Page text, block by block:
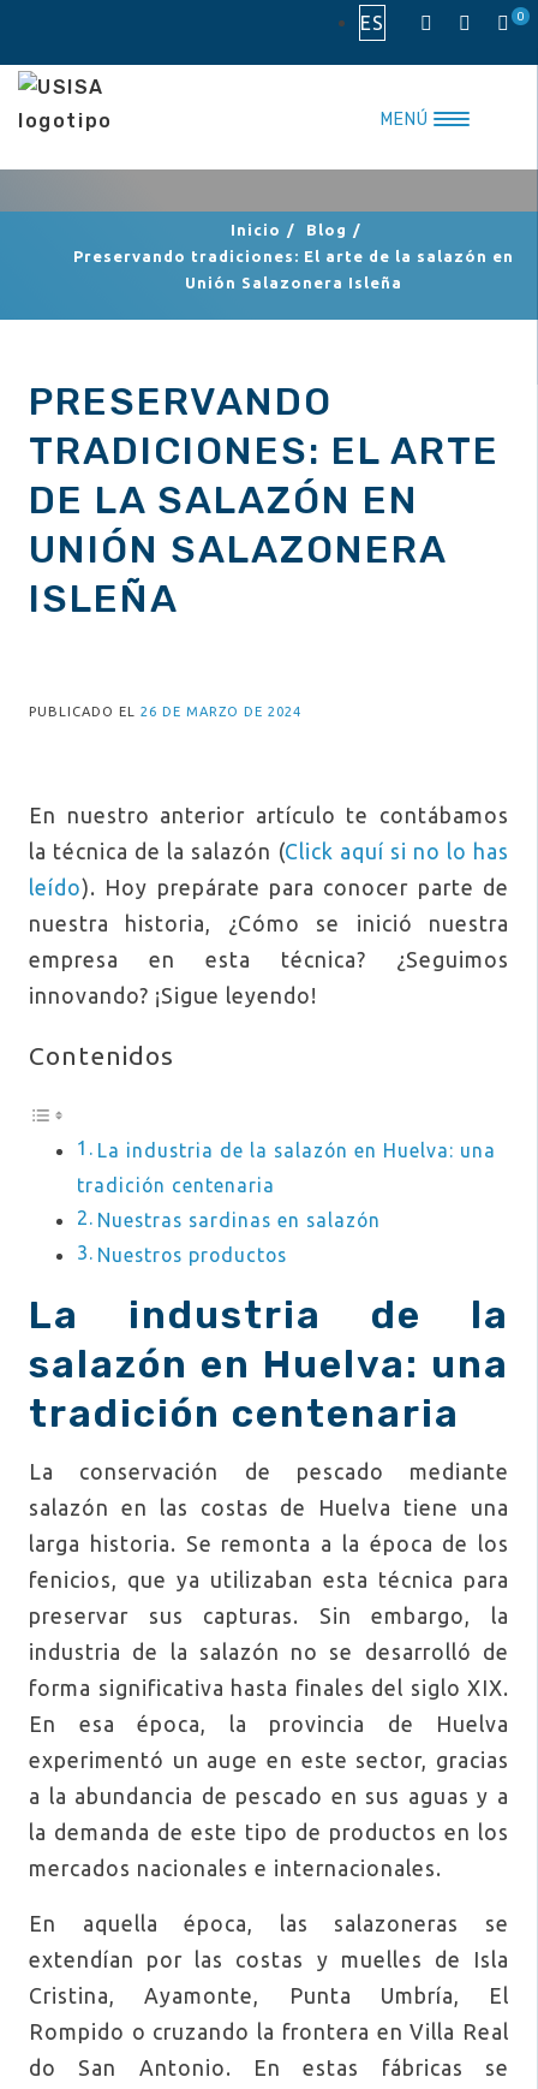
contenido
ES 0
MENÚ
Inicio / Blog /
Preservando tradiciones: El arte de la salazón en
Unión Salazonera Isleña
PRESERVANDO
TRADICIONES: EL ARTE
DE LA SALAZÓN EN
UNIÓN SALAZONERA
ISLEÑA
PUBLICADO EL 26 DE MARZO DE 2024
En nuestro anterior artículo te contábamos
la técnica de la salazón (Click aquí si no lo has
leído). Hoy prepárate para conocer parte de
nuestra historia, ¿Cómo se inició nuestra
empresa en esta técnica? ¿Seguimos
innovando? ¡Sigue leyendo!
Contenidos
La industria de la salazón en Huelva: una
tradición centenaria
Nuestras sardinas en salazón
Nuestros productos
La industria de la
salazón en Huelva: una
tradición centenaria
La conservación de pescado mediante
salazón en las costas de Huelva tiene una
larga historia. Se remonta a la época de los
fenicios, que ya utilizaban esta técnica para
preservar sus capturas. Sin embargo, la
industria de la salazón no se desarrolló de
forma significativa hasta finales del siglo XIX.
En esa época, la provincia de Huelva
experimentó un auge en este sector, gracias
a la abundancia de pescado en sus aguas y a
la demanda de este tipo de productos en los
mercados nacionales e internacionales.
En aquella época, las salazoneras se
extendían por las costas y muelles de Isla
Cristina, Ayamonte, Punta Umbría, El
Rompido o cruzando la frontera en Villa Real
do San Antonio. En estas fábricas se